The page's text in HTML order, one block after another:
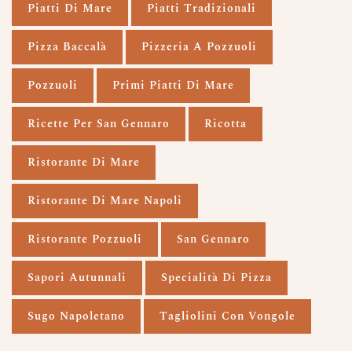
Piatti Di Mare Piatti Tradizionali
Pizza Baccalà Pizzeria A Pozzuoli
Pozzuoli Primi Piatti Di Mare
Ricette Per San Gennaro Ricotta
Ristorante Di Mare
Ristorante Di Mare Napoli
Ristorante Pozzuoli San Gennaro
Sapori Autunnali Specialità Di Pizza
Sugo Napoletano Tagliolini Con Vongole